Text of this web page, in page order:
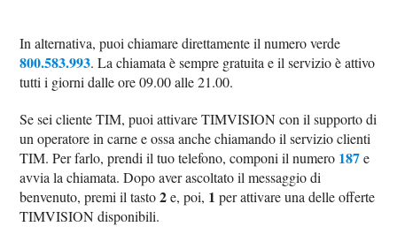
In alternativa, puoi chiamare direttamente il numero verde
800.583.993. La chiamata è sempre gratuita e il servizio è attivo
tutti i giorni dalle ore 09.00 alle 21.00.
Se sei cliente TIM, puoi attivare TIMVISION con il supporto di
un operatore in carne e ossa anche chiamando il servizio clienti
TIM. Per farlo, prendi il tuo telefono, componi il numero 187e
avvia la chiamata. Dopo aver ascoltato il messaggio di
benvenuto, premi il tasto2e, poi, 1 per attivare una delle offerte
TIMVISION disponibili.